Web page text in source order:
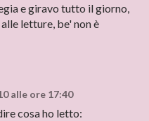
e giravo tutto il giorno,
letture, be' non è
alle ore 17:40
cosa ho letto: